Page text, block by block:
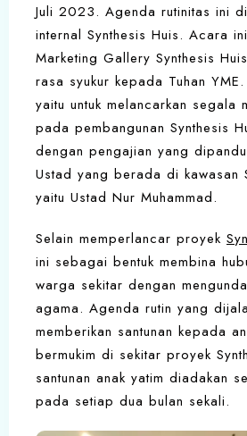
Juli 2023. Agenda rutinitas ini
internal Synthesis Huis. Acara
Marketing Gallery Synthesis
rasa syukur kepada Tuhan
yaitu untuk melancarkan segala
pada pembangunan Synthesis
dengan pengajian yang
Ustad yang berada di kawasan
yaitu Ustad Nur Muhammad.
Selain memperlancar proyek
ini sebagai bentuk membina
warga sekitar dengan
agama. Agenda rutin yang
memberikan santunan kepada
bermukim di sekitar proyek
santunan anak yatim diadakan
pada setiap dua bulan sekali.